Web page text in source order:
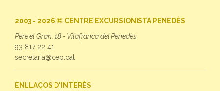
2003 - 2026 © CENTRE EXCURSIONISTA PENEDÈS
Pere el Gran, 18 - Vilafranca del Penedès
93 817 22 41
secretaria@cep.cat
ENLLAÇOS D'INTERÈS